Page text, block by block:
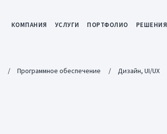
КОМПАНИЯ УСЛУГИ ПОРТФОЛИО РЕШЕНИЯ
Программное обеспечение Дизайн, UI/UX